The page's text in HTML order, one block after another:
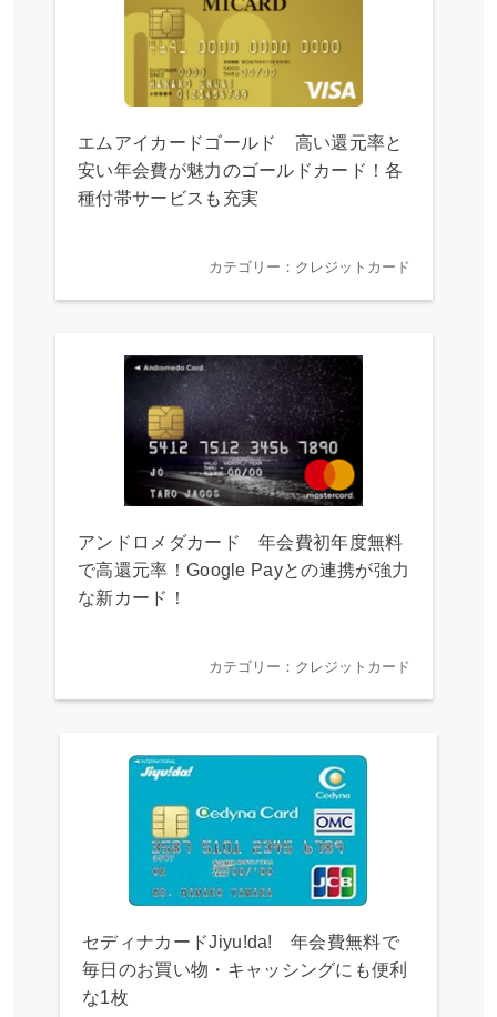
エムアイカードゴールド 高い還元率と
安い年会費が魅力のゴールドカード！各
種付帯サービスも充実
カテゴリー：クレジットカード
アンドロメダカード 年会費初年度無料
で高還元率！Google Payとの連携が強力
な新カード！
カテゴリー：クレジットカード
セディナカードJiyu!da! 年会費無料で
毎日のお買い物・キャッシングにも便利
な1枚